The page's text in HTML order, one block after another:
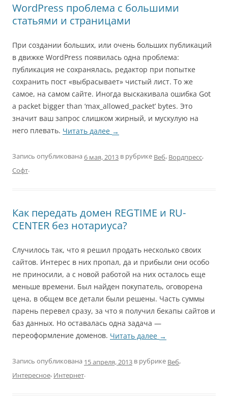
WordPress проблема с большими
статьями и страницами
При создании больших, или очень больших публикаций
в движке WordPress появилась одна проблема:
публикация не сохранялась, редактор при попытке
сохранить пост «выбрасывает» чистый лист. То же
самое, на самом сайте. Иногда выскакивала ошибка Got
a packet bigger than ‘max_allowed_packet’ bytes. Это
значит ваш запрос слишком жирный, и мускулую на
него плевать. Читать далее →
Запись опубликована 6 мая, 2013 в рубрике Веб, Вордпресс,
Софт.
Как передать домен REGTIME и RU-
CENTER без нотариуса?
Случилось так, что я решил продать несколько своих
сайтов. Интерес в них пропал, да и прибыли они особо
не приносили, а с новой работой на них осталось еще
меньше времени. Был найден покупатель, оговорена
цена, в общем все детали были решены. Часть суммы
парень перевел сразу, за что я получил бекапы сайтов и
баз данных. Но оставалась одна задача —
переоформление доменов. Читать далее →
Запись опубликована 15 апреля, 2013 в рубрике Веб,
Интересное, Интернет.